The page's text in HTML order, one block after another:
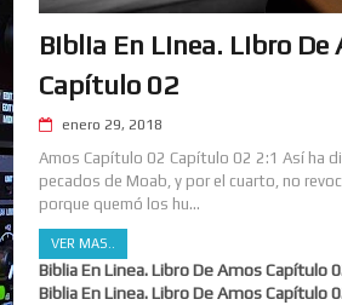
Biblia En Linea. Libro De
Capítulo 02
enero 29, 2018
Amos Capítulo 02 Capítulo 02 2:1 Así ha
pecados de Moab, y por el cuarto, no
porque quemó los hu...
VER MAS..
Biblia En Linea. Libro De Amos Capítulo
Biblia En Linea. Libro De Amos Capítulo